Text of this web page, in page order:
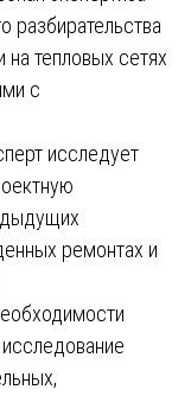
разбирательства
на тепловых сетях
с
исследует
ремонтах и